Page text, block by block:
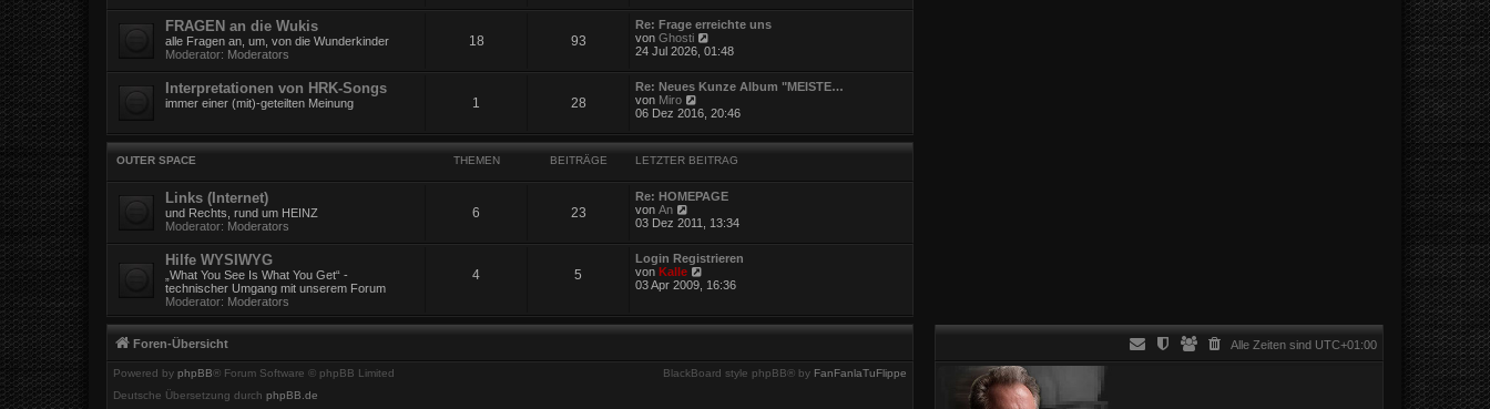
e
i
t
r
a
e
s
t
e
B
e
i
t
r
a
g
FRAGEN an die Wukis
alle Fragen an, um, von die Wunderkinder
Moderator: Moderators
18 93
Re: Frage erreichte uns
vonGhosti
e
e
s
e
B
e
t
r
g
24 Jul 2026, 01:48
Interpretationen von HRK-Songs
immer einer (mit)-geteilten Meinung 1 28
Re: Neues Kunze Album "MEISTE…
von Miro
e
e
s
t
r
B
e
i
t
r
a
g
06 Dez 2016, 20:46
OUTER SPACE THEMEN BEITRÄGE LETZTER BEITRAG
Links (Internet)
und Rechts, rund um HEINZ
Moderator: Moderators
6 23
Re: HOMEPAGE
vonAn
e
e
s
t
e
B
e
r
a
03 Dez 2011, 13:34
Hilfe WYSIWYG
„What You See Is What You Get“ -
technischer Umgang mit unserem Forum
Moderator: Moderators
4 5
Login Registrieren
vonKalle
e
s
r
B
03 Apr 2009, 16:36
Alle Zeiten sind UTC+01:00
Foren-Übersicht
Powered by phpBB® Forum Software © phpBB Limited BlackBoard style phpBB® by FanFanlaTuFlippe
Deutsche Übersetzung durch phpBB.de